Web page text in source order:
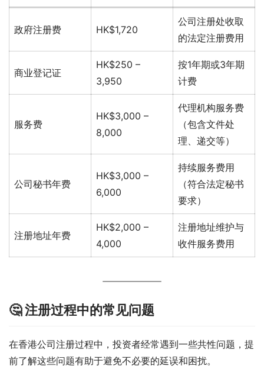
政府注册费 HK$1,720
公司注册处收取
的法定注册费用
商业登记证
HK$250 –
3,950
按1年期或3年期
计费
服务费
HK$3,000 –
8,000
代理机构服务费
（包含文件处
理、递交等）
公司秘书年费
HK$3,000 –
6,000
持续服务费用
（符合法定秘书
要求）
注册地址年费
HK$2,000 –
4,000
注册地址维护与
收件服务费用
🤔 注册过程中的常见问题
在香港公司注册过程中，投资者经常遇到一些共性问题，提
前了解这些问题有助于避免不必要的延误和困扰。